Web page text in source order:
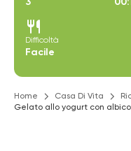
restaurant
Difficoltà
Facile
Home Casa Di Vita
Gelato allo yogurt con